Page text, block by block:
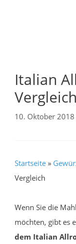
Italian
Vergleich
10. Oktober 2018
Startseite »
Vergleich
Wenn Sie die
möchten, gibt es
dem Italian